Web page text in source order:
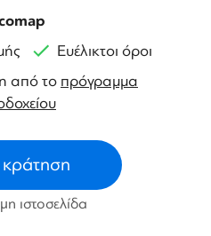
Ευέλικτοι όροι
από τοπρόγραμμα
ιστοσελίδα